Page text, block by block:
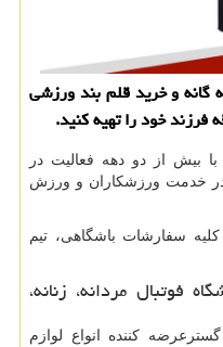
گانه و خرید قلم بند ورزشی
فرزند خود را تهیه كنید.
بیش از دو دهه فعالیت در
خدمت ورزشکاران و ورزش
سفارشات باشگاهی، تیم
فوتبال مردانه، زنانه،
کننده انواع لوازم